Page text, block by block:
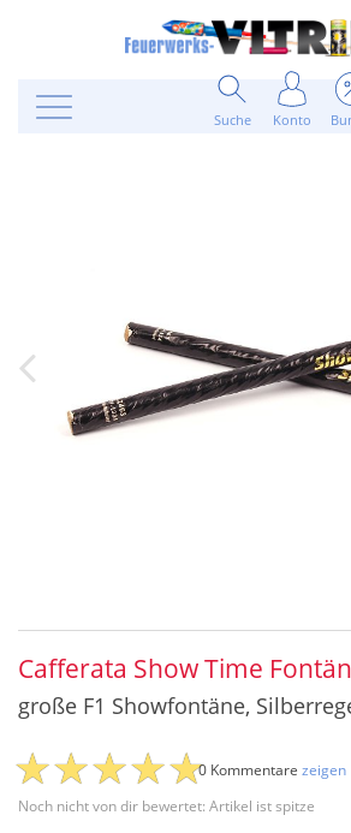
Suche Konto
Cafferata Show Time
große F1 Showfontäne,
Noch nicht von dir bewertet: Artikel ist spitze
0 Kommentare zeigen